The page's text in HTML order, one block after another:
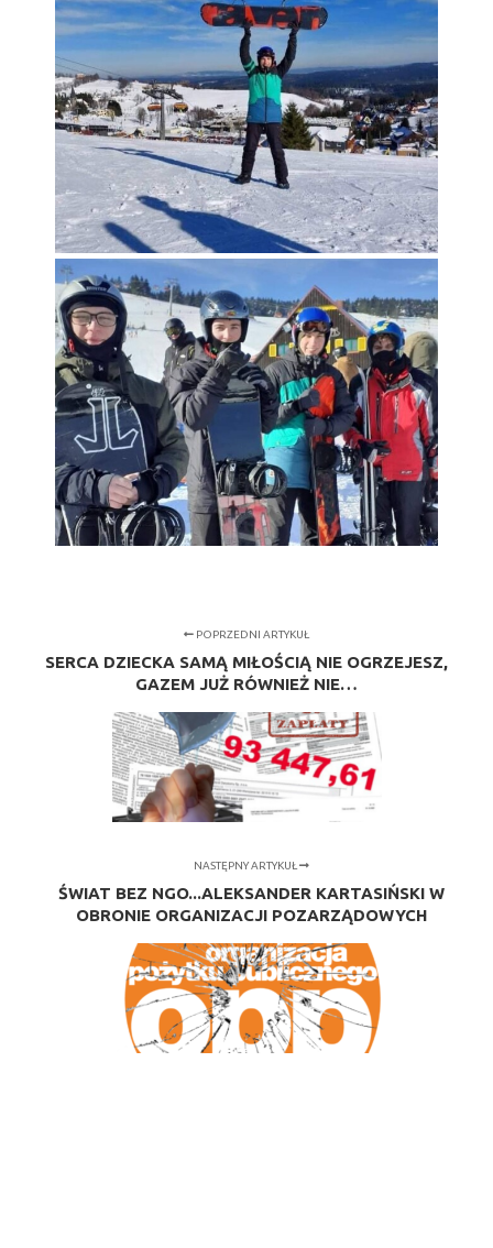
POPRZEDNI ARTYKUŁ
SERCA DZIECKA SAMĄ MIŁOŚCIĄ NIE OGRZEJESZ,
GAZEM JUŻ RÓWNIEŻ NIE…
NASTĘPNY ARTYKUŁ
ŚWIAT BEZ NGO...ALEKSANDER KARTASIŃSKI W
OBRONIE ORGANIZACJI POZARZĄDOWYCH